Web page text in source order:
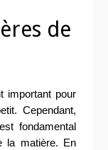
de
important pour
Cependant,
fondamental
la matière. En